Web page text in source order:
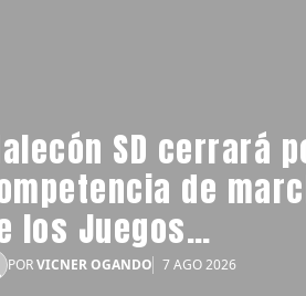
SD cerrará
de
los Juegos
PORVICNER OGANDO 7 AGO 2026